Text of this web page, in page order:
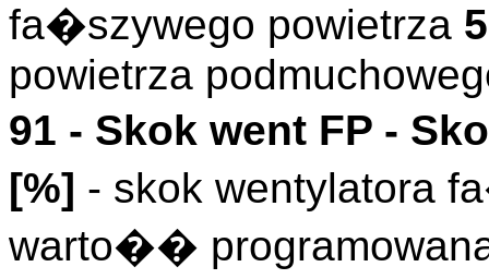
fa�szywego powietrza
powietrza
91 - Skok went FP -
[%] - skok wentylatora
warto��